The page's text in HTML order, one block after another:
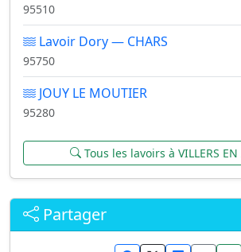
95510
Lavoir Dory — CHARS
95750
JOUY LE MOUTIER
95280
Tous les lavoirs à VILLERS EN
Partager